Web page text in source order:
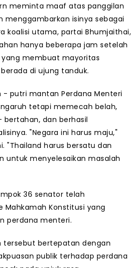
meminta maaf atas panggilan
menggambarkan isinya sebagai
koalisi utama, partai Bhumjaithai,
hanya beberapa jam setelah
membuat mayoritas
di ujung tanduk.
- putri mantan Perdana Menteri
tetapi memecah belah,
bertahan, dan berhasil
"Negara ini harus maju,"
"Thailand harus bersatu dan
untuk menyelesaikan masalah
36 senator telah
Mahkamah Konstitusi yang
perdana menteri.
tersebut bertepatan dengan
publik terhadap perdana